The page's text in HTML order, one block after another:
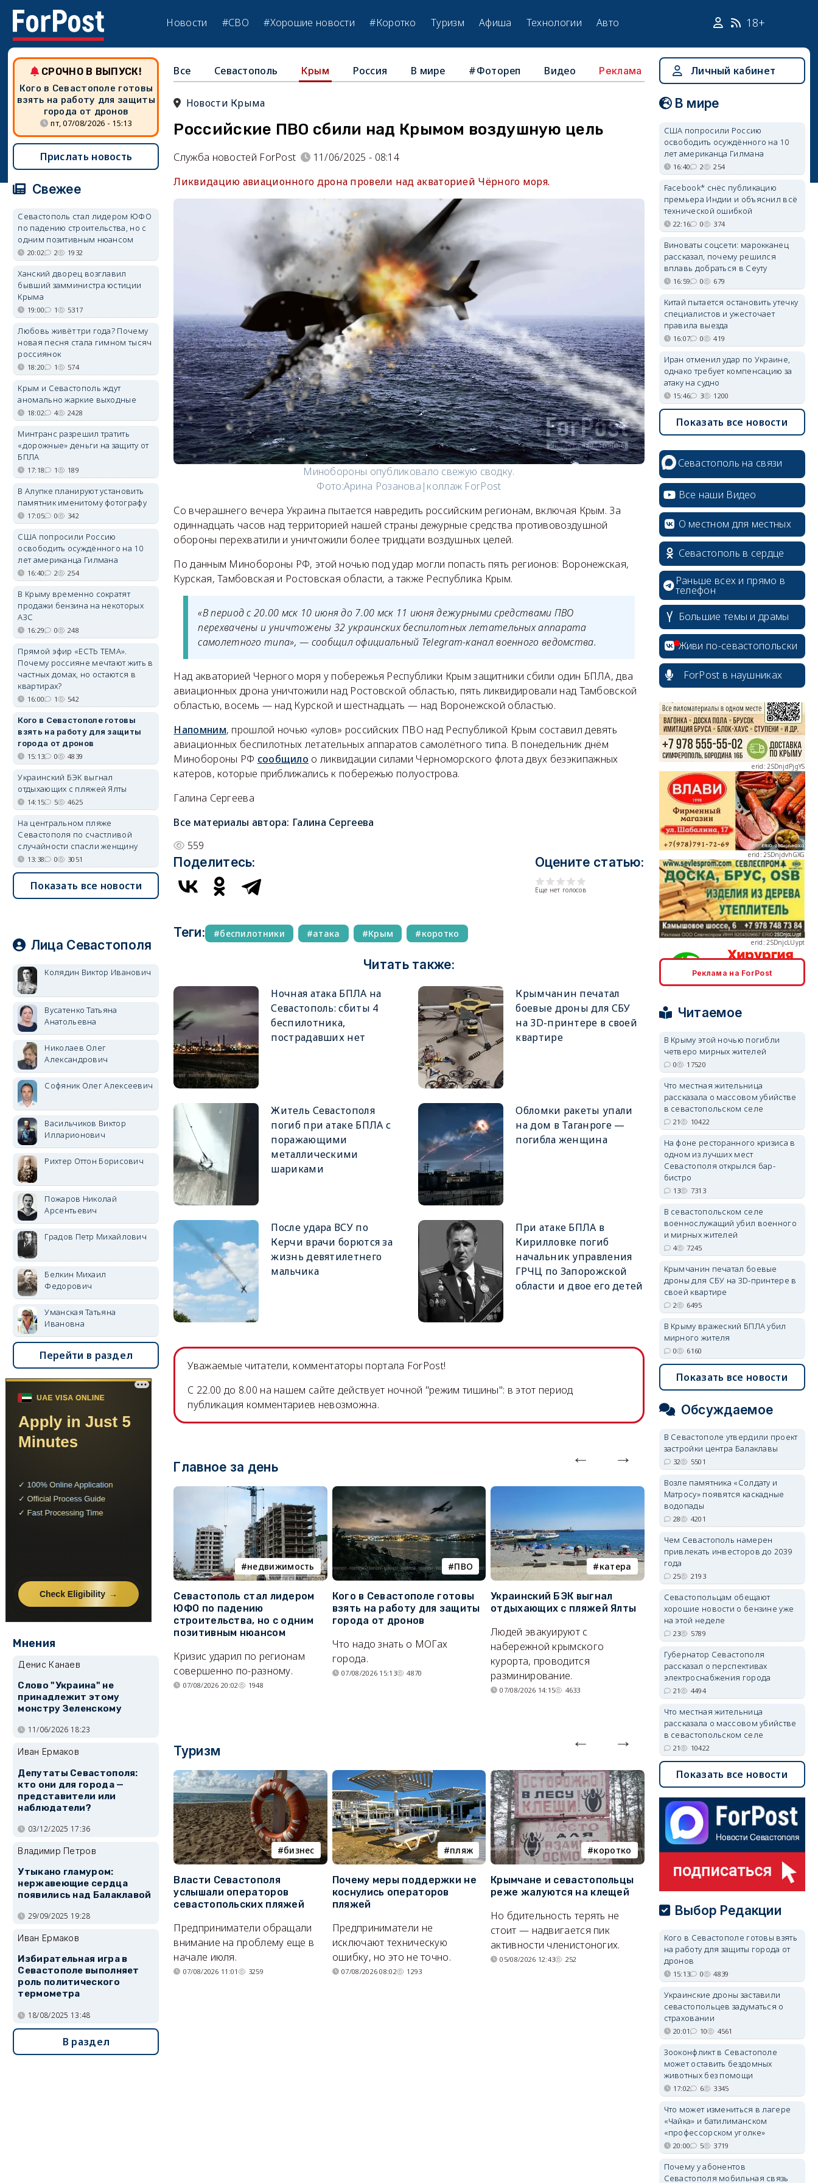
Новости #СВО #Хорошие новости #Коротко Туризм Афиша Технологии Авто 18+
Все Севастополь Крым Россия В мире #Фотореп Видео Реклама
Новости Крыма
Российские ПВО сбили над Крымом воздушную цель
Служба новостей ForPost
11/06/2025 - 08:14
Ликвидацию авиационного дрона провели над акваторией Чёрного моря.
Минобороны опубликовало свежую сводку.
Фото:Арина Розанова|коллаж ForPost
Со вчерашнего вечера Украина пытается навредить российским регионам, включая Крым. За
одиннадцать часов над территорией нашей страны дежурные средства противовоздушной
обороны перехватили и уничтожили более тридцати воздушных целей.
По данным Минобороны РФ, этой ночью под удар могли попасть пять регионов: Воронежская,
Курская, Тамбовская и Ростовская области, а также Республика Крым.
«В период с 20.00 мск 10 июня до 7.00 мск 11 июня дежурными средствами ПВО
перехвачены и уничтожены 32 украинских беспилотных летательных аппарата
самолетного типа», — сообщил официальный Telegram-канал военного ведомства.
Над акваторией Черного моря у побережья Республики Крым защитники сбили один БПЛА, два
авиационных дрона уничтожили над Ростовской областью, пять ликвидировали над Тамбовской
областью, восемь — над Курской и шестнадцать — над Воронежской областью.
Напомним, прошлой ночью «улов» российских ПВО над Республикой Крым составил девять
авиационных беспилотных летательных аппаратов самолётного типа. В понедельник днём
Минобороны РФ сообщило о ликвидации силами Черноморского флота двух безэкипажных
катеров, которые приближались к побережью полуострова.
Галина Сергеева
Все материалы автора: Галина Сергеева
559
Поделитесь: Оцените статью:
Еще нет голосов
Теги: беспилотники атака Крым коротко
Читать также:
Ночная атака БПЛА на
Севастополь: сбиты 4
беспилотника,
пострадавших нет
Крымчанин печатал
боевые дроны для СБУ
на 3D-принтере в своей
квартире
Житель Севастополя
погиб при атаке БПЛА с
поражающими
металлическими
шариками
Обломки ракеты упали
на дом в Таганроге —
погибла женщина
После удара ВСУ по
Керчи врачи борются за
жизнь девятилетнего
мальчика
При атаке БПЛА в
Кирилловке погиб
начальник управления
ГРЧЦ по Запорожской
области и двое его детей
Уважаемые читатели, комментаторы портала ForPost!
C 22.00 до 8.00 на нашем сайте действует ночной "режим тишины": в этот период
публикация комментариев невозможна.
Главное за день
недвижимость
Севастополь стал лидером
ЮФО по падению
строительства, но с одним
позитивным нюансом
Кризис ударил по регионам
совершенно по-разному.
07/08/2026 20:02 1948
ПВО
Кого в Севастополе готовы
взять на работу для защиты
города от дронов
Что надо знать о МОГах
города.
07/08/2026 15:13 4870
катера
Украинский БЭК выгнал
отдыхающих с пляжей Ялты
Людей эвакуируют с
набережной крымского
курорта, проводится
разминирование.
07/08/2026 14:15 4633
Губернатор Севастополя
рассказал о перспективах
электроснабжения города
Энергетики, подчеркнул он,
делают практически
невозможное.
07/08/2026 10:13
Туризм
бизнес
Власти Севастополя
услышали операторов
севастопольских пляжей
Предприниматели обращали
внимание на проблему еще в
начале июля.
07/08/2026 11:01 3259
пляж
Почему меры поддержки не
коснулись операторов
пляжей
Предприниматели не
исключают техническую
ошибку, но это не точно.
07/08/2026 08:02 1293
коротко
Крымчане и севастопольцы
реже жалуются на клещей
Но бдительность терять не
стоит — надвигается пик
активности членистоногих.
05/08/2026 12:43 252
Балаклава
В Севастополе утвердили
проект застройки центра
Балаклавы
квартал с отелями и
парковками.
05/08/2026 08:01 5503
СРОЧНО В ВЫПУСК!
Кого в Севастополе готовы
взять на работу для защиты
города от дронов
пт, 07/08/2026 - 15:13
Прислать новость
Свежее
Севастополь стал лидером ЮФО
по падению строительства, но с
одним позитивным нюансом
20:02 2 1932
Ханский дворец возглавил
бывший замминистра юстиции
Крыма
19:00 1 5317
Любовь живёт три года? Почему
новая песня стала гимном тысяч
россиянок
18:20 1 574
Крым и Севастополь ждут
аномально жаркие выходные
18:02 4 2428
Минтранс разрешил тратить
«дорожные» деньги на защиту от
БПЛА
17:18 1 189
В Алупке планируют установить
памятник именитому фотографу
17:05 0 342
США попросили Россию
освободить осуждённого на 10
лет американца Гилмана
16:40 2 254
В Крыму временно сократят
продажи бензина на некоторых
АЗС
16:29 0 248
Прямой эфир «ЕСТЬ ТЕМА».
Почему россияне мечтают жить в
частных домах, но остаются в
квартирах?
16:00 1 542
Кого в Севастополе готовы
взять на работу для защиты
города от дронов
15:13 0 4839
Украинский БЭК выгнал
отдыхающих с пляжей Ялты
14:15 5 4625
На центральном пляже
Севастополя по счастливой
случайности спасли женщину
13:38 0 3051
Показать все новости
Лица Севастополя
Колядин Виктор Иванович
Вусатенко Татьяна
Анатольевна
Николаев Олег
Александрович
Софяник Олег Алексеевич
Васильчиков Виктор
Илларионович
Рихтер Оттон Борисович
Пожаров Николай
Арсентьевич
Градов Петр Михайлович
Белкин Михаил
Федорович
Уманская Татьяна
Ивановна
Перейти в раздел
Мнения
Денис Канаев
Слово "Украина" не
принадлежит этому
монстру Зеленскому
11/06/2026 18:23
Иван Ермаков
Депутаты Севастополя:
кто они для города —
представители или
наблюдатели?
03/12/2025 17:36
Владимир Петров
Утыкано гламуром:
нержавеющие сердца
появились над Балаклавой
29/09/2025 19:28
Иван Ермаков
Избирательная игра в
Севастополе выполняет
роль политического
термометра
18/08/2025 13:48
В раздел
Личный кабинет
В мире
США попросили Россию
освободить осуждённого на 10
лет американца Гилмана
16:40 2 254
Facebook* снёс публикацию
премьера Индии и объяснил всё
технической ошибкой
22:16 0 374
Виноваты соцсети: марокканец
рассказал, почему решился
вплавь добраться в Сеуту
16:59 0 679
Китай пытается остановить утечку
специалистов и ужесточает
правила выезда
16:07 0 419
Иран отменил удар по Украине,
однако требует компенсацию за
атаку на судно
15:46 3 1200
Показать все новости
Севастополь на связи
Все наши Видео
О местном для местных
Севастополь в сердце
Раньше всех и прямо в
телефон
Большие темы и драмы
Живи по-севастопольски
ForPost в наушниках
erid: 2SDnjcrDNw6
erid: 2SDnjdPjgYS
erid: 2SDnjdvhGXG
erid: 2SDnjcLUypt
erid: 2SDnjcrDNw6
erid: 2SDnjdPjgYS
erid: 2SDnjdvhGXG
Реклама на ForPost
Читаемое
В Крыму этой ночью погибли
четверо мирных жителей
0 17520
Что местная жительница
рассказала о массовом убийстве
в севастопольском селе
21 10422
На фоне ресторанного кризиса в
одном из лучших мест
Севастополя открылся бар-
бистро
13 7313
В севастопольском селе
военнослужащий убил военного
и мирных жителей
4 7245
Крымчанин печатал боевые
дроны для СБУ на 3D-принтере в
своей квартире
2 6495
В Крыму вражеский БПЛА убил
мирного жителя
0 6160
Показать все новости
Обсуждаемое
В Севастополе утвердили проект
застройки центра Балаклавы
32 5501
Возле памятника «Солдату и
Матросу» появятся каскадные
водопады
28 4201
Чем Севастополь намерен
привлекать инвесторов до 2039
года
25 2193
Севастопольцам обещают
хорошие новости о бензине уже
на этой неделе
23 5789
Губернатор Севастополя
рассказал о перспективах
электроснабжения города
21 4494
Что местная жительница
рассказала о массовом убийстве
в севастопольском селе
21 10422
Показать все новости
Выбор Редакции
Кого в Севастополе готовы взять
на работу для защиты города от
дронов
15:13 0 4839
Украинские дроны заставили
севастопольцев задуматься о
страховании
20:01 10 4561
Зооконфликт в Севастополе
может оставить бездомных
животных без помощи
17:02 6 3345
Что может измениться в лагере
«Чайка» и батилиманском
«профессорском уголке»
20:00 5 3719
Почему у абонентов
Севастополя мобильная связь